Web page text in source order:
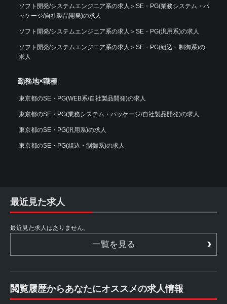
ソフト開発/システムエンジニア系の求人 ＞ SE・PG(業務システム・パ
ッケージ/自社製品開発)の求人
ソフト開発/システムエンジニア系の求人 ＞ SE・PG(汎用系)の求人
ソフト開発/システムエンジニア系の求人 ＞ SE・PG(組込・制御系)の
求人
勤務地×職種
東京都のSE・PG(WEB系/自社製品開発)の求人
東京都のSE・PG(業務システム・パッケージ/自社製品開発)の求人
東京都のSE・PG(汎用系)の求人
東京都のSE・PG(組込・制御系)の求人
最近見た求人
最近見た求人はありません。
一覧を見る
閲覧履歴からあなたにオススメの求人情報